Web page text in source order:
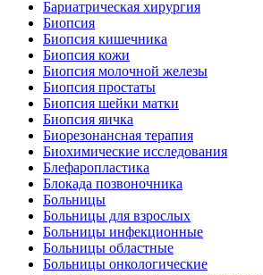
Бариатрическая хирургия
Биопсия
Биопсия кишечника
Биопсия кожи
Биопсия молочной железы
Биопсия простаты
Биопсия шейки матки
Биопсия яичка
Биорезонансная терапия
Биохимические исследования
Блефаропластика
Блокада позвоночника
Больницы
Больницы для взрослых
Больницы инфекционные
Больницы областные
Больницы онкологические